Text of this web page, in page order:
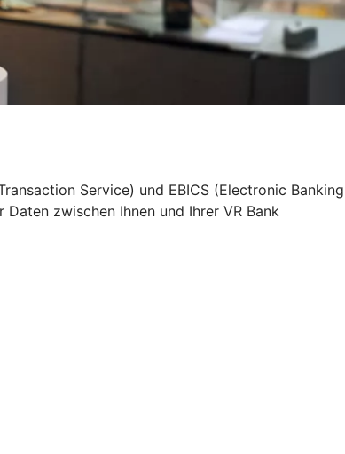
Service) und EBICS (Electronic Banking
zwischen Ihnen und Ihrer VR Bank